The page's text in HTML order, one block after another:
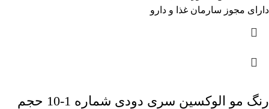
دارای مجوز سارمان غذا و دارو
رنگ مو الوکسین سری دودی شماره 1-10 حجم